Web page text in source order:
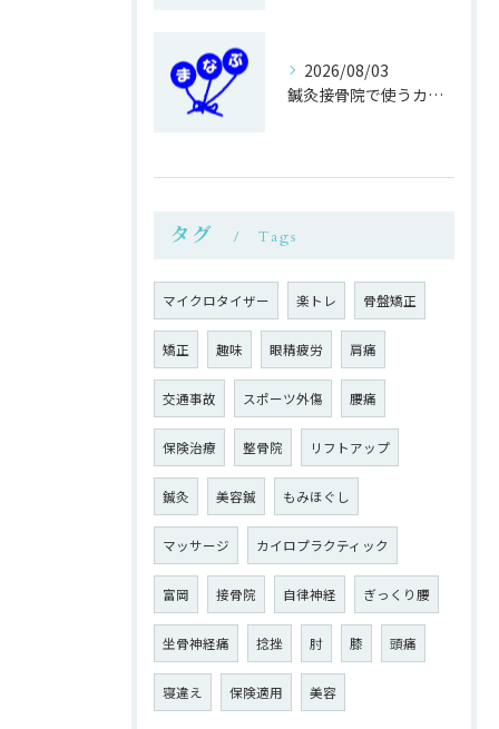
2026/08/03
鍼灸接骨院で使うカイロ専用ベットの利点
タグ Tags
マイクロタイザー 楽トレ 骨盤矯正
矯正 趣味 眼精疲労 肩痛
交通事故 スポーツ外傷 腰痛
保険治療 整骨院 リフトアップ
鍼灸 美容鍼 もみほぐし
マッサージ カイロプラクティック
富岡 接骨院 自律神経 ぎっくり腰
坐骨神経痛 捻挫 肘 膝 頭痛
寝違え 保険適用 美容